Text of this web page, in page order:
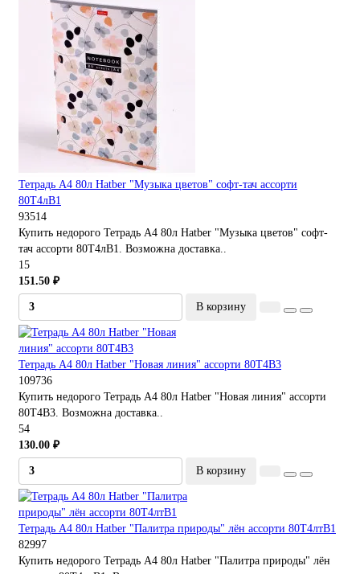
Тетрадь А4 80л Hatber "Музыка цветов" софт-тач ассорти
80Т4лВ1
93514
Купить недорого Тетрадь А4 80л Hatber "Музыка цветов" софт-
тач ассорти 80Т4лВ1. Возможна доставка..
15
151.50 ₽
В корзину
Тетрадь А4 80л Hatber "Новая линия" ассорти 80Т4В3
109736
Купить недорого Тетрадь А4 80л Hatber "Новая линия" ассорти
80Т4В3. Возможна доставка..
54
130.00 ₽
В корзину
Тетрадь А4 80л Hatber "Палитра природы" лён ассорти 80Т4лтВ1
82997
Купить недорого Тетрадь А4 80л Hatber "Палитра природы" лён